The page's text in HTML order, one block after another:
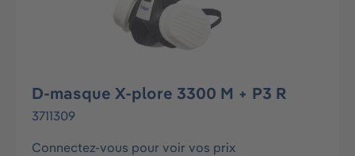
D-masque X-plore 3300 M + P3 R
3711309
Connectez-vous pour voir vos prix